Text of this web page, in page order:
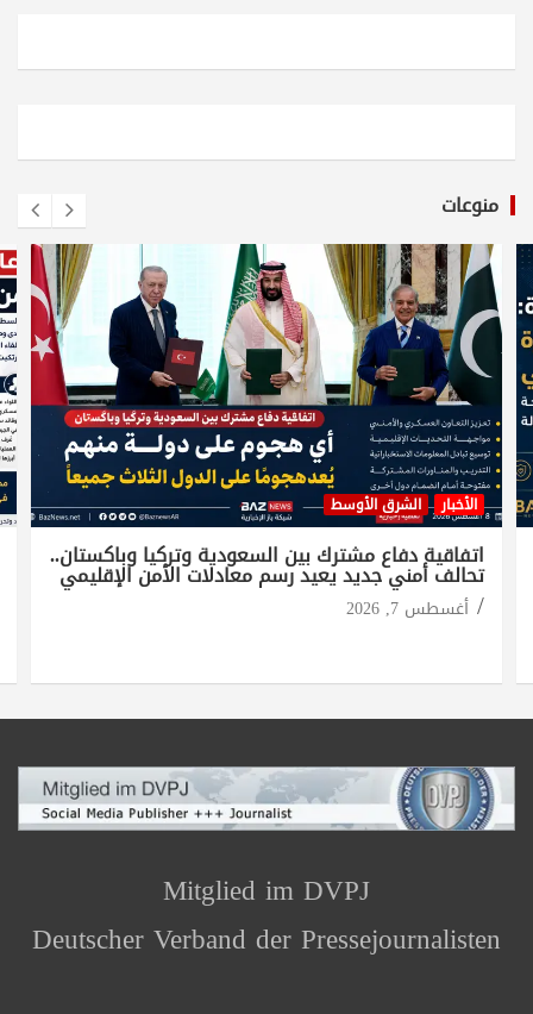
منوعات
الأخبار الشرق الأوسط
اتفاقية دفاع مشترك بين السعودية وتركيا وباكستان..
تحالف أمني جديد يعيد رسم معادلات الأمن الإقليمي
أغسطس 7, 2026
Mitglied im DVPJ
Deutscher Verband der Pressejournalisten